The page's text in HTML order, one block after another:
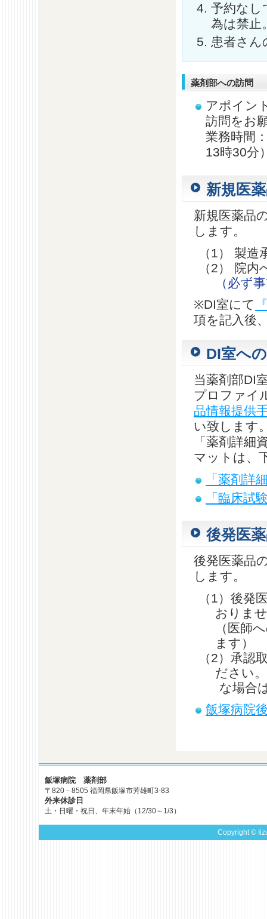
予約なし
為は禁止
患者さん
薬剤部への訪問
アポイン
訪問をお
業務時間
13時30分
新規医
新規医薬品
します。
（1） 製
（2） 院
（必ず
※DI室にて
項を記入後
DI室へ
当薬剤部DI
プロファイ
品情報提供
い致します
「薬剤詳細
マットは、
「薬剤詳
「臨床試
後発医
後発医薬品
します。
（1）後発
おりま
（医師
ます）
（2）承認
ださい
な場合
飯塚病院
飯塚病院 薬剤部
〒820－8505 福岡県飯塚市芳雄町3-83
外来休診日
土・日曜・祝日、年末年始（12/30～1/3）
Copyright ©